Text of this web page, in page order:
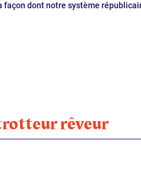
dont notre système
rêveur